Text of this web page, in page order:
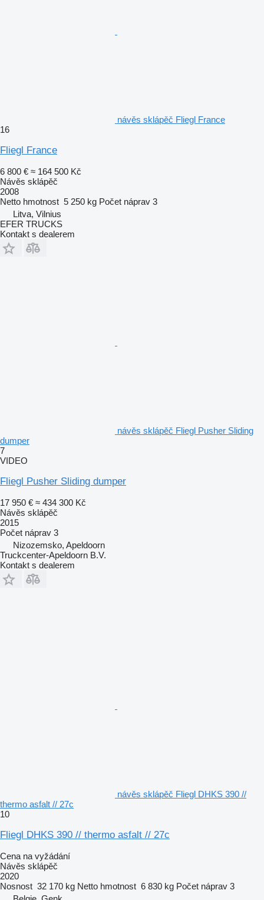
návěs sklápěč Fliegl France
16
Fliegl France
6 800 € ≈ 164 500 Kč
Návěs sklápěč
2008
Netto hmotnost 5 250 kg Počet náprav 3
Litva, Vilnius
EFER TRUCKS
Kontakt s dealerem
návěs sklápěč Fliegl Pusher Sliding
dumper
7
VIDEO
Fliegl Pusher Sliding dumper
17 950 € ≈ 434 300 Kč
Návěs sklápěč
2015
Počet náprav 3
Nizozemsko, Apeldoorn
Truckcenter-Apeldoorn B.V.
Kontakt s dealerem
návěs sklápěč Fliegl DHKS 390 //
thermo asfalt // 27c
10
Fliegl DHKS 390 // thermo asfalt // 27c
Cena na vyžádání
Návěs sklápěč
2020
Nosnost 32 170 kg Netto hmotnost 6 830 kg Počet náprav 3